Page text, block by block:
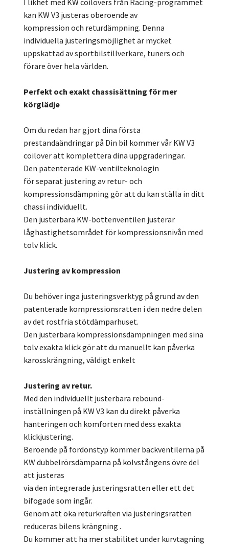
I likhet med KW coilovers från Racing-programmet
kan KW V3 justeras oberoende av
kompression och returdämpning. Denna
individuella justeringsmöjlighet är mycket
uppskattad av sportbilstillverkare, tuners och
förare över hela världen.
Perfekt och exakt chassisättning för mer
körglädje
Om du redan har gjort dina första
prestandaändringar på Din bil kommer vår KW V3
coilover att komplettera dina uppgraderingar.
Den patenterade KW-ventilteknologin
för separat justering av retur- och
kompressionsdämpning gör att du kan ställa in ditt
chassi individuellt.
Den justerbara KW-bottenventilen justerar
låghastighetsområdet för kompressionsnivån med
tolv klick.
Justering av kompression
Du behöver inga justeringsverktyg på grund av den
patenterade kompressionsratten i den nedre delen
av det rostfria stötdämparhuset.
Den justerbara kompressionsdämpningen med sina
tolv exakta klick gör att du manuellt kan påverka
karosskrängning, väldigt enkelt
Justering av retur.
Med den individuellt justerbara rebound-
inställningen på KW V3 kan du direkt påverka
hanteringen och komforten med dess exakta
klickjustering.
Beroende på fordonstyp kommer backventilerna på
KW dubbelrörsdämparna på kolvstångens övre del
att justeras
via den integrerade justeringsratten eller ett det
bifogade som ingår.
Genom att öka returkraften via justeringsratten
reduceras bilens krängning .
Du kommer att ha mer stabilitet under kurvtagning